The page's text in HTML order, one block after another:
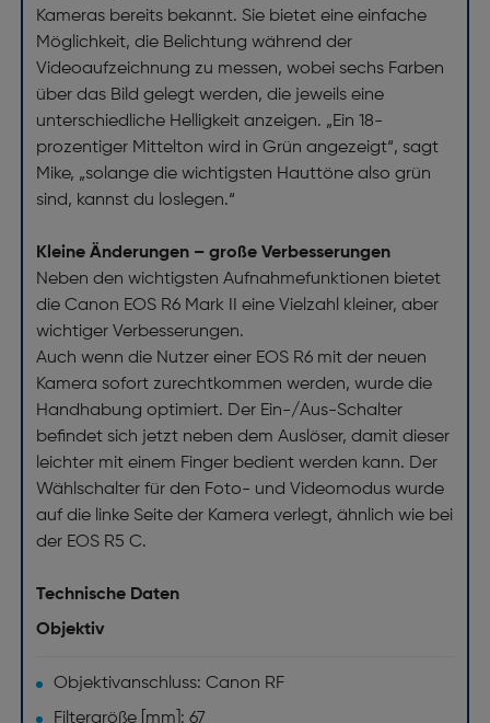
Kameras bereits bekannt. Sie bietet eine einfache
Möglichkeit, die Belichtung während der
Videoaufzeichnung zu messen, wobei sechs Farben
über das Bild gelegt werden, die jeweils eine
unterschiedliche Helligkeit anzeigen. „Ein 18-
prozentiger Mittelton wird in Grün angezeigt“, sagt
Mike, „solange die wichtigsten Hauttöne also grün
sind, kannst du loslegen.“
Kleine Änderungen – große Verbesserungen
Neben den wichtigsten Aufnahmefunktionen bietet
die Canon EOS R6 Mark II eine Vielzahl kleiner, aber
wichtiger Verbesserungen.
Auch wenn die Nutzer einer EOS R6 mit der neuen
Kamera sofort zurechtkommen werden, wurde die
Handhabung optimiert. Der Ein-/Aus-Schalter
befindet sich jetzt neben dem Auslöser, damit dieser
leichter mit einem Finger bedient werden kann. Der
Wählschalter für den Foto- und Videomodus wurde
auf die linke Seite der Kamera verlegt, ähnlich wie bei
der EOS R5 C.
Technische Daten
Objektiv
Objektivanschluss: Canon RF
Filtergröße [mm]: 67